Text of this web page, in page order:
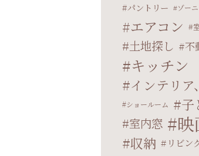
パントリー
ゾー
エアコン
土地探し 不
キッチン
インテリ
ショールーム 子
室内窓
収納 リビン